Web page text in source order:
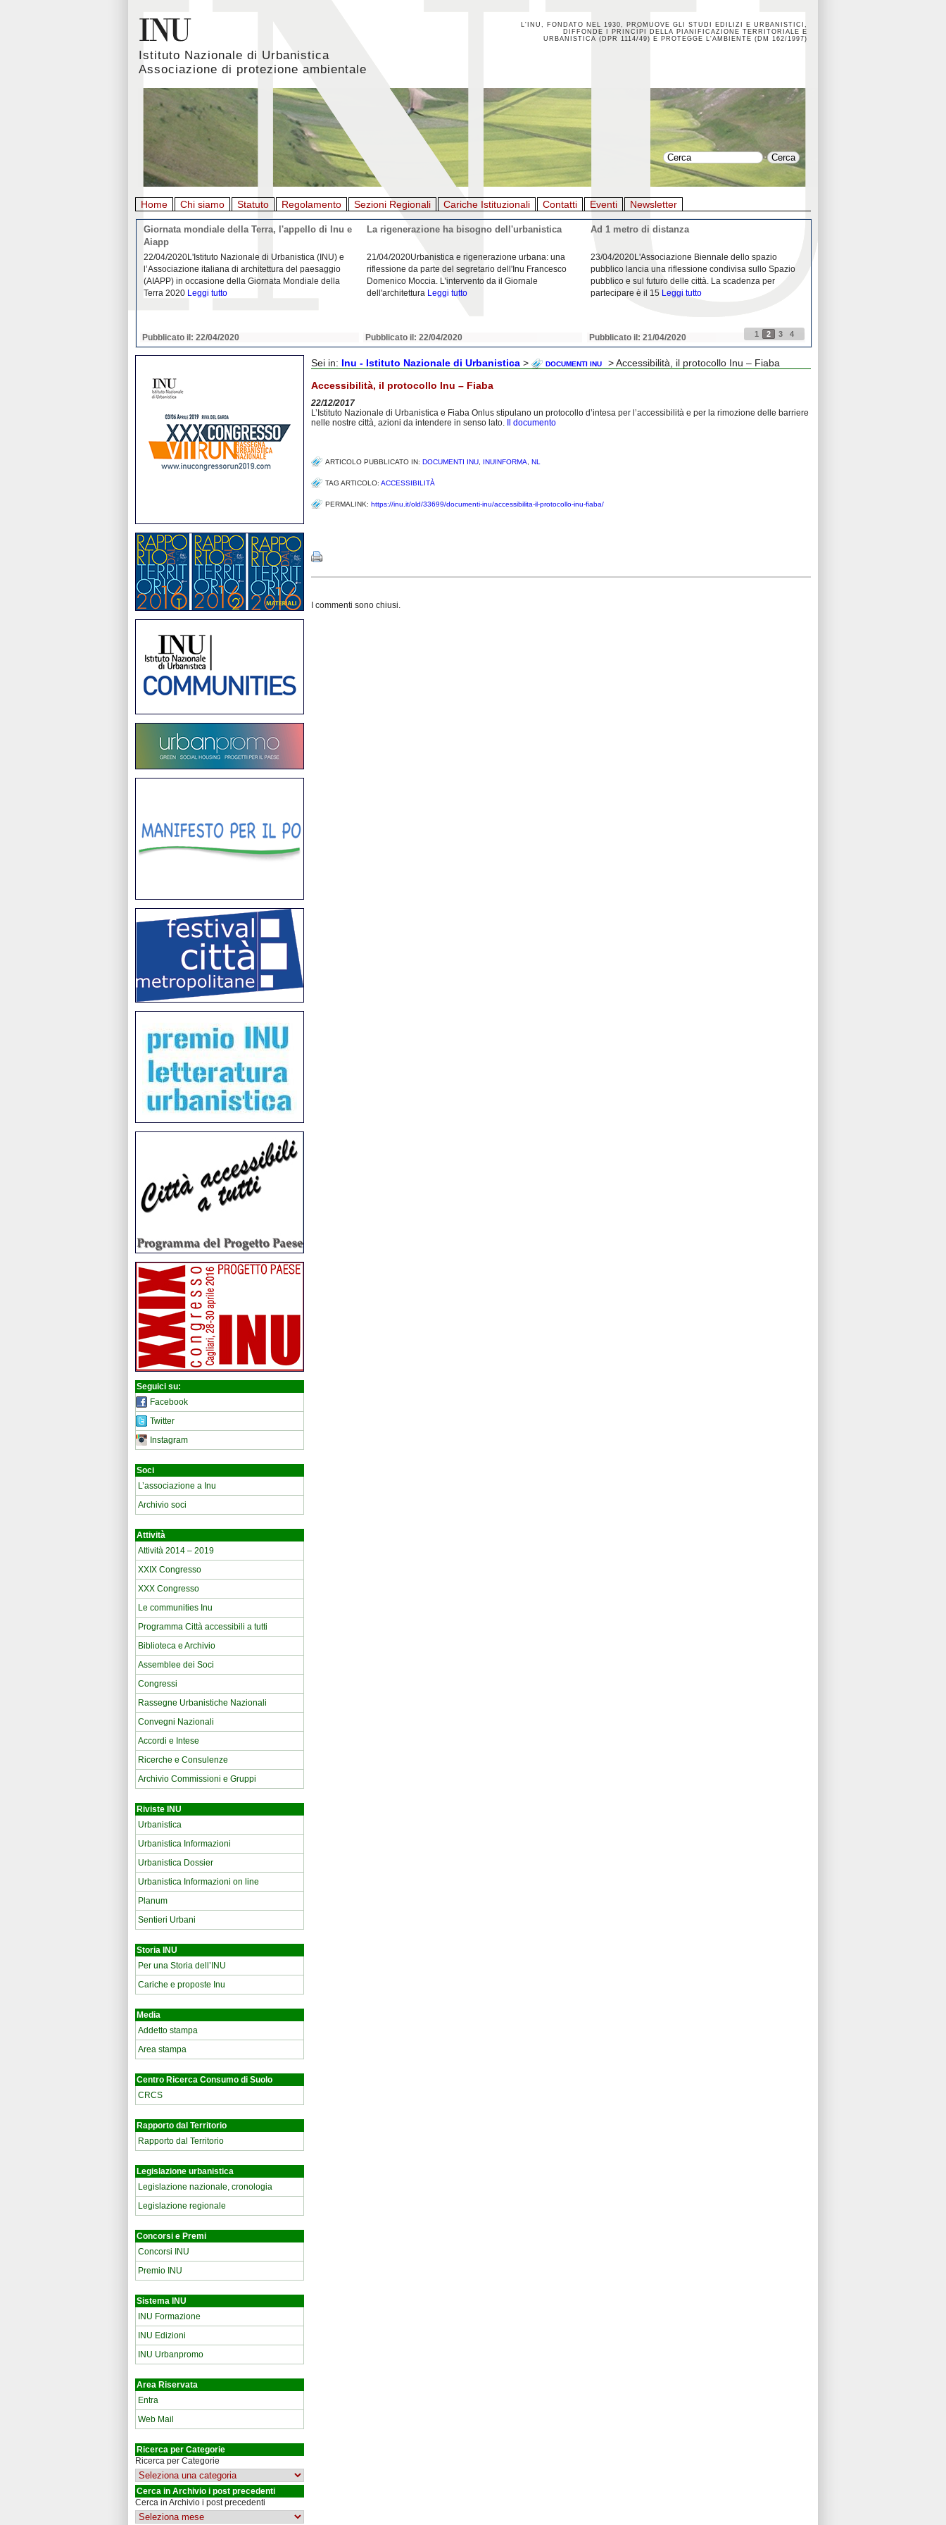
Istituto Nazionale di Urbanistica
Associazione di protezione ambientale
L'INU, FONDATO NEL 1930, PROMUOVE GLI STUDI EDILIZI E URBANISTICI,
DIFFONDE I PRINCÌPI DELLA PIANIFICAZIONE TERRITORIALE E
URBANISTICA (DPR 1114/49) E PROTEGGE L'AMBIENTE (DM 162/1997)
Home Chi siamo Statuto Regolamento Sezioni Regionali Cariche Istituzionali Contatti Eventi Newsletter
Giornata mondiale della Terra, l'appello di Inu e
Aiapp
22/04/2020L'Istituto Nazionale di Urbanistica (INU) e
l’Associazione italiana di architettura del paesaggio
(AIAPP) in occasione della Giornata Mondiale della
Terra 2020 Leggi tutto
Pubblicato il: 22/04/2020
La rigenerazione ha bisogno dell'urbanistica
21/04/2020Urbanistica e rigenerazione urbana: una
riflessione da parte del segretario dell'Inu Francesco
Domenico Moccia. L'intervento da il Giornale
dell'architettura Leggi tutto
Pubblicato il: 22/04/2020
Ad 1 metro di distanza
23/04/2020L'Associazione Biennale dello spazio
pubblico lancia una riflessione condivisa sullo Spazio
pubblico e sul futuro delle città. La scadenza per
partecipare è il 15 Leggi tutto
Pubblicato il: 21/04/2020 1 2 3 4
Seguici su:
Facebook
Twitter
Instagram
Soci
L’associazione a Inu
Archivio soci
Attività
Attività 2014 – 2019
XXIX Congresso
XXX Congresso
Le communities Inu
Programma Città accessibili a tutti
Biblioteca e Archivio
Assemblee dei Soci
Congressi
Rassegne Urbanistiche Nazionali
Convegni Nazionali
Accordi e Intese
Ricerche e Consulenze
Archivio Commissioni e Gruppi
Riviste INU
Urbanistica
Urbanistica Informazioni
Urbanistica Dossier
Urbanistica Informazioni on line
Planum
Sentieri Urbani
Storia INU
Per una Storia dell’INU
Cariche e proposte Inu
Media
Addetto stampa
Area stampa
Centro Ricerca Consumo di Suolo
CRCS
Rapporto dal Territorio
Rapporto dal Territorio
Legislazione urbanistica
Legislazione nazionale, cronologia
Legislazione regionale
Concorsi e Premi
Concorsi INU
Premio INU
Sistema INU
INU Formazione
INU Edizioni
INU Urbanpromo
Area Riservata
Entra
Web Mail
Ricerca per Categorie
Ricerca per Categorie
Cerca in Archivio i post precedenti
Cerca in Archivio i post precedenti
Sei in: Inu - Istituto Nazionale di Urbanistica > DOCUMENTI INU
> Accessibilità, il protocollo Inu – Fiaba
Accessibilità, il protocollo Inu – Fiaba
22/12/2017
L’Istituto Nazionale di Urbanistica e Fiaba Onlus stipulano un protocollo d’intesa per l’accessibilità e per la rimozione delle barriere
nelle nostre città, azioni da intendere in senso lato.
Il documento
ARTICOLO PUBBLICATO IN: DOCUMENTI INU INUINFORMA NL
TAG ARTICOLO: ACCESSIBILITÀ
PERMALINK: https://inu.it/old/33699/documenti-inu/accessibilita-il-protocollo-inu-fiaba/
I commenti sono chiusi.